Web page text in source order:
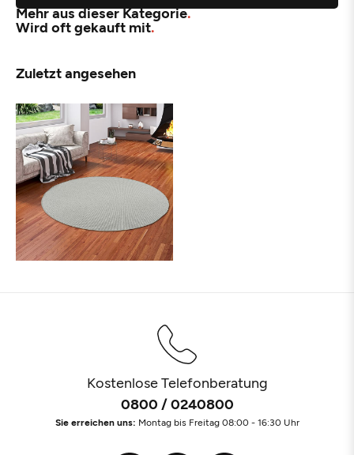
Mehr aus dieser Kategorie
Wird oft gekauft mit
Zuletzt angesehen
Kostenlose Telefonberatung
0800 / 0240800
Sie erreichen uns: Montag bis Freitag 08:00 - 16:30 Uhr